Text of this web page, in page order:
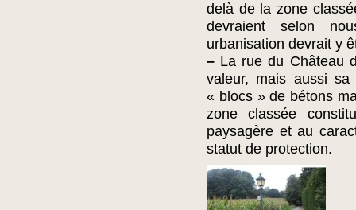
delà de la zone
devraient selon
urbanisation devrait y
– La rue du Château
valeur, mais aussi sa
« blocs » de bétons
zone classée
paysagère et au
statut de protection.